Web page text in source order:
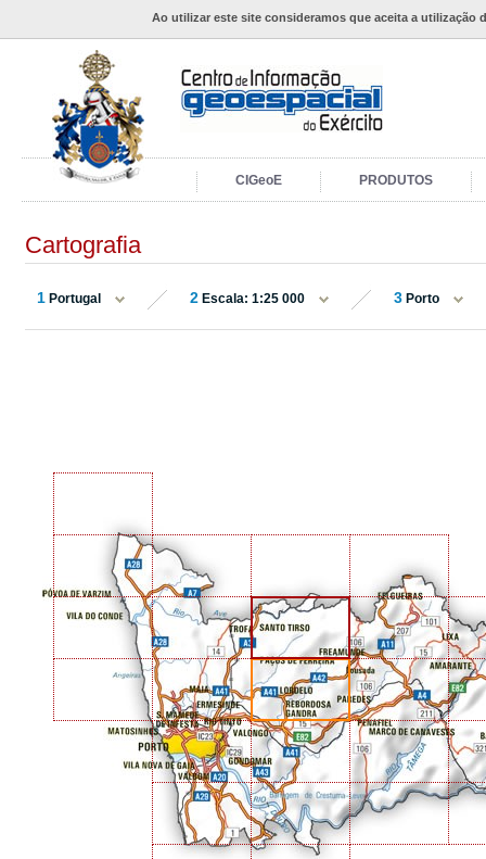
Ao utilizar este site consideramos que aceita a utilização
CIGeoE PRODUTOS
Cartografia
1 Portugal 2 Escala: 1:25 000 3 Porto